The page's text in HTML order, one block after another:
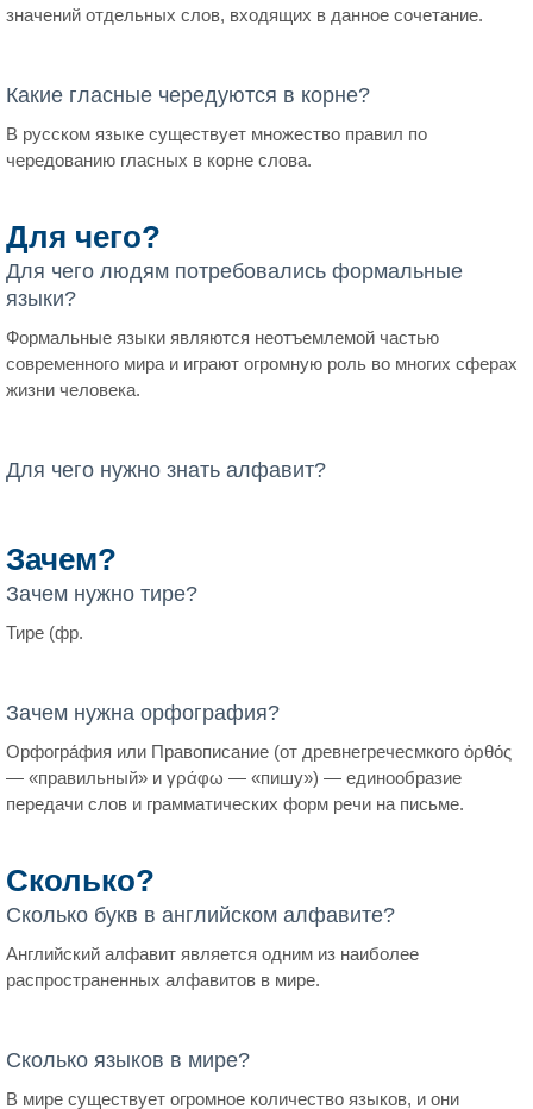
значений отдельных слов, входящих в данное сочетание.
Какие гласные чередуются в корне?
В русском языке существует множество правил по
чередованию гласных в корне слова.
Для чего?
Для чего людям потребовались формальные
языки?
Формальные языки являются неотъемлемой частью
современного мира и играют огромную роль во многих сферах
жизни человека.
Для чего нужно знать алфавит?
Зачем?
Зачем нужно тире?
Тире (фр.
Зачем нужна орфография?
Орфогра́фия или Правописание (от древнегречесмкого ὀρθός
— «правильный» и γράφω — «пишу») — единообразие
передачи слов и грамматических форм речи на письме.
Сколько?
Сколько букв в английском алфавите?
Английский алфавит является одним из наиболее
распространенных алфавитов в мире.
Сколько языков в мире?
В мире существует огромное количество языков, и они